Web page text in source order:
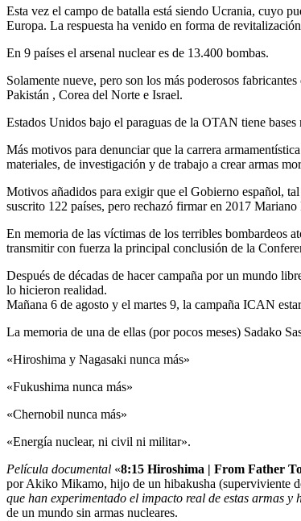
Esta vez el campo de batalla está siendo Ucrania, cuyo
Europa. La respuesta ha venido en forma de
En 9 países el arsenal nuclear es de 13.400 bombas.
Solamente nueve, pero son los más poderosos
Pakistán , Corea del Norte e Israel.
Estados Unidos bajo el paraguas de la OTAN tiene
Más motivos para denunciar que la carrera
materiales, de investigación y de trabajo a crear armas
Motivos añadidos para exigir que el Gobierno español,
suscrito 122 países, pero rechazó firmar en 2017
En memoria de las víctimas de los terribles bombardeos
transmitir con fuerza la principal conclusión de la
Después de décadas de hacer campaña por un mundo
lo hicieron realidad.
Mañana 6 de agosto y el martes 9, la campaña ICAN
La memoria de una de ellas (por pocos meses) Sadako
«Hiroshima y Nagasaki nunca más»
«Fukushima nunca más»
«Chernobil nunca más»
«Energía nuclear, ni civil ni militar».
Película documental «8:15 Hiroshima | From Father
por Akiko Mikamo, hijo de un hibakusha (superviviente
que han experimentado el impacto real de estas armas
de un mundo sin armas nucleares.